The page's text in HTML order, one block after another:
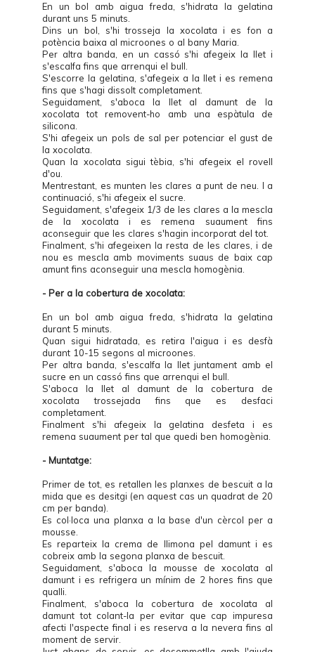
En un bol amb aigua freda, s'hidrata la gelatina
durant uns 5 minuts.
Dins un bol, s'hi trosseja la xocolata i es fon a
potència baixa al microones o al bany Maria.
Per altra banda, en un cassó s'hi afegeix la llet i
s'escalfa fins que arrenqui el bull.
S'escorre la gelatina, s'afegeix a la llet i es remena
fins que s'hagi dissolt completament.
Seguidament, s'aboca la llet al damunt de la
xocolata tot removent-ho amb una espàtula de
silicona.
S'hi afegeix un pols de sal per potenciar el gust de
la xocolata.
Quan la xocolata sigui tèbia, s'hi afegeix el rovell
d'ou.
Mentrestant, es munten les clares a punt de neu. I a
continuació, s'hi afegeix el sucre.
Seguidament, s'afegeix 1/3 de les clares a la mescla
de la xocolata i es remena suaument fins
aconseguir que les clares s'hagin incorporat del tot.
Finalment, s'hi afegeixen la resta de les clares, i de
nou es mescla amb moviments suaus de baix cap
amunt fins aconseguir una mescla homogènia.
- Per a la cobertura de xocolata:
En un bol amb aigua freda, s'hidrata la gelatina
durant 5 minuts.
Quan sigui hidratada, es retira l'aigua i es desfà
durant 10-15 segons al microones.
Per altra banda, s'escalfa la llet juntament amb el
sucre en un cassó fins que arrenqui el bull.
S'aboca la llet al damunt de la cobertura de
xocolata trossejada fins que es desfaci
completament.
Finalment s'hi afegeix la gelatina desfeta i es
remena suaument per tal que quedi ben homogènia.
- Muntatge:
Primer de tot, es retallen les planxes de bescuit a la
mida que es desitgi (en aquest cas un quadrat de 20
cm per banda).
Es col·loca una planxa a la base d'un cèrcol per a
mousse.
Es reparteix la crema de llimona pel damunt i es
cobreix amb la segona planxa de bescuit.
Seguidament, s'aboca la mousse de xocolata al
damunt i es refrigera un mínim de 2 hores fins que
qualli.
Finalment, s'aboca la cobertura de xocolata al
damunt tot colant-la per evitar que cap impuresa
afecti l'aspecte final i es reserva a la nevera fins al
moment de servir.